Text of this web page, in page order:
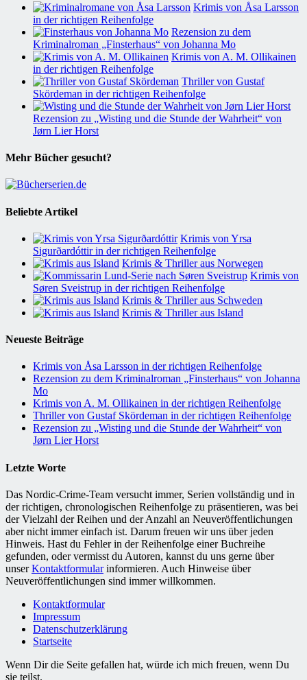
Krimis von Åsa Larsson
in der richtigen Reihenfolge
Rezension zu dem
Kriminalroman „Finsterhaus“ von Johanna Mo
Krimis von A. M. Ollikainen
in der richtigen Reihenfolge
Thriller von Gustaf
Skördeman in der richtigen Reihenfolge
Rezension zu „Wisting und die Stunde der Wahrheit“ von
Jørn Lier Horst
Mehr Bücher gesucht?
Beliebte Artikel
Krimis von Yrsa
Sigurðardóttir in der richtigen Reihenfolge
Krimis & Thriller aus Norwegen
Krimis von
Søren Sveistrup in der richtigen Reihenfolge
Krimis & Thriller aus Schweden
Krimis & Thriller aus Island
Neueste Beiträge
Krimis von Åsa Larsson in der richtigen Reihenfolge
Rezension zu dem Kriminalroman „Finsterhaus“ von Johanna
Mo
Krimis von A. M. Ollikainen in der richtigen Reihenfolge
Thriller von Gustaf Skördeman in der richtigen Reihenfolge
Rezension zu „Wisting und die Stunde der Wahrheit“ von
Jørn Lier Horst
Letzte Worte
Das Nordic-Crime-Team versucht immer, Serien vollständig und in
der richtigen, chronologischen Reihenfolge zu präsentieren, was bei
der Vielzahl der Reihen und der Anzahl an Neuveröffentlichungen
aber nicht immer einfach ist. Darum freuen wir uns über jeden
Hinweis. Hast du Fehler in der Reihenfolge einer Buchreihe
gefunden, oder vermisst du Autoren, kannst du uns gerne über
unserKontaktformularinformieren. Auch Hinweise über
Neuveröffentlichungen sind immer willkommen.
Kontaktformular
Impressum
Datenschutzerklärung
Startseite
Wenn Dir die Seite gefallen hat, würde ich mich freuen, wenn Du
sie teilst.